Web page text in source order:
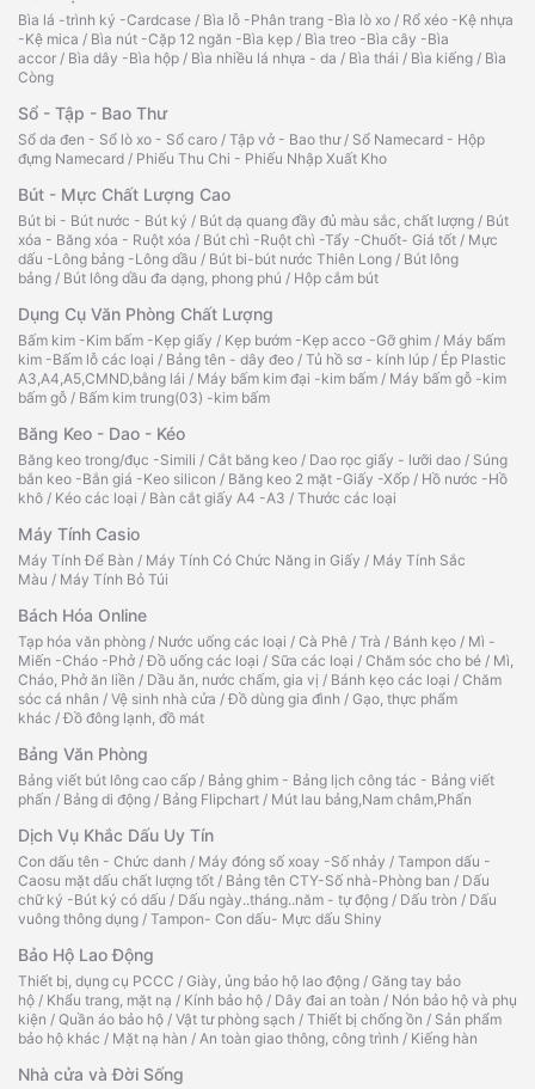
Bìa lá -trình ký -Cardcase / Bìa lỗ -Phân trang -Bìa lò xo / Rổ xéo -Kệ nhựa
-Kệ mica / Bìa nút -Cặp 12 ngăn -Bìa kẹp / Bìa treo -Bìa cây -Bìa
accor / Bìa dây -Bìa hộp / Bìa nhiều lá nhựa - da / Bìa thái / Bìa kiếng / Bìa
Còng
Sổ - Tập - Bao Thư
Sổ da đen - Sổ lò xo - Sổ caro / Tập vở - Bao thư/ Sổ Namecard - Hộp
đựng Namecard / Phiếu Thu Chi - Phiếu Nhập Xuất Kho
Bút - Mực Chất Lượng Cao
Bút bi - Bút nước - Bút ký / Bút dạ quang đầy đủ màu sắc, chất lượng / Bút
xóa - Băng xóa - Ruột xóa / Bút chì -Ruột chì -Tẩy -Chuốt- Giá tốt / Mực
dấu -Lông bảng -Lông dầu / Bút bi-bút nước Thiên Long / Bút lông
bảng / Bút lông dầu đa dạng, phong phú / Hộp cắm bút
Dụng Cụ Văn Phòng Chất Lượng
Bấm kim -Kim bấm -Kẹp giấy / Kẹp bướm -Kẹp acco -Gỡ ghim / Máy bấm
kim -Bấm lỗ các loại / Bảng tên - dây đeo / Tủ hồ sơ - kính lúp / Ép Plastic
A3,A4,A5,CMND,bằng lái / Máy bấm kim đại -kim bấm / Máy bấm gỗ -kim
bấm gỗ / Bấm kim trung(03) -kim bấm
Băng Keo - Dao - Kéo
Băng keo trong/đục -Simili / Cắt băng keo / Dao rọc giấy - lưỡi dao / Súng
bắn keo -Bắn giá -Keo silicon / Băng keo 2 mặt -Giấy -Xốp / Hồ nước -Hồ
khô / Kéo các loại / Bàn cắt giấy A4 -A3 / Thước các loại
Máy Tính Casio
Máy Tính Để Bàn / Máy Tính Có Chức Năng in Giấy / Máy Tính Sắc
Màu / Máy Tính Bỏ Túi
Bách Hóa Online
Tạp hóa văn phòng / Nước uống các loại / Cà Phê / Trà / Bánh kẹo / Mì -
Miến -Cháo -Phở /Đồ uống các loại / Sữa các loại / Chăm sóc cho bé / Mì,
Cháo, Phở ăn liền / Dầu ăn, nước chấm, gia vị / Bánh kẹo các loại / Chăm
sóc cá nhân / Vệ sinh nhà cửa /Đồ dùng gia đình / Gạo, thực phẩm
khác /Đồ đông lạnh, đồ mát
Bảng Văn Phòng
Bảng viết bút lông cao cấp / Bảng ghim - Bảng lịch công tác - Bảng viết
phấn / Bảng di động / Bảng Flipchart / Mút lau bảng,Nam châm,Phấn
Dịch Vụ Khắc Dấu Uy Tín
Con dấu tên - Chức danh / Máy đóng số xoay -Số nhảy / Tampon dấu -
Caosu mặt dấu chất lượng tốt / Bảng tên CTY-Số nhà-Phòng ban / Dấu
chữ ký -Bút ký có dấu / Dấu ngày..tháng..năm - tự động / Dấu tròn / Dấu
vuông thông dụng / Tampon- Con dấu- Mực dấu Shiny
Bảo Hộ Lao Động
Thiết bị, dụng cụ PCCC / Giày, ủng bảo hộ lao động / Găng tay bảo
hộ / Khẩu trang, mặt nạ / Kính bảo hộ / Dây đai an toàn / Nón bảo hộ và phụ
kiện / Quần áo bảo hộ / Vật tư phòng sạch / Thiết bị chống ồn / Sản phẩm
bảo hộ khác / Mặt nạ hàn / An toàn giao thông, công trình / Kiếng hàn
Nhà cửa và Đời Sống